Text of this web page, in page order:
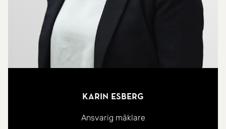
Karin Esberg
Ansvarig mäklare